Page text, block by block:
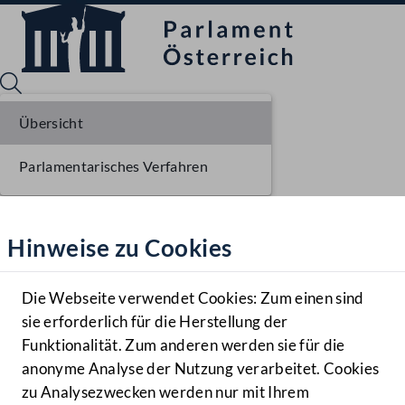
Hilfe
Benutzer
Navigationsmenü öffnen
MENÜ
Hinweise zu Cookies
Die Webseite verwendet Cookies: Zum einen sind
sie erforderlich für die Herstellung der
Funktionalität. Zum anderen werden sie für die
anonyme Analyse der Nutzung verarbeitet. Cookies
zu Analysezwecken werden nur mit Ihrem
Übersicht
Parlamentarisches Verfahren